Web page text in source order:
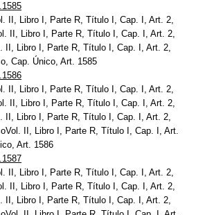
II, Libro I, Parte R, Título I, Cap. I, Art. 2,
II, Libro I, Parte R, Título I, Cap. I, Art. 2,
II, Libro I, Parte R, Título I, Cap. I, Art. 2,
Cap. Único, Art. 1585
II, Libro I, Parte R, Título I, Cap. I, Art. 2,
II, Libro I, Parte R, Título I, Cap. I, Art. 2,
II, Libro I, Parte R, Título I, Cap. I, Art. 2,
II, Libro I, Parte R, Título I, Cap. I, Art.
Art. 1586
II, Libro I, Parte R, Título I, Cap. I, Art. 2,
II, Libro I, Parte R, Título I, Cap. I, Art. 2,
II, Libro I, Parte R, Título I, Cap. I, Art. 2,